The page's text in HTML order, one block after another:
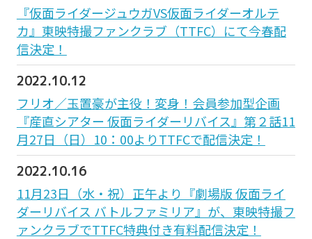
『仮面ライダージュウガVS仮面ライダーオルテ
カ』東映特撮ファンクラブ（TTFC）にて今春配
信決定！
2022.10.12
フリオ／玉置豪が主役！変身！会員参加型企画
『産直シアター 仮面ライダーリバイス』第２話11
月27日（日）10：00よりTTFCで配信決定！
2022.10.16
11月23日（水・祝）正午より『劇場版 仮面ライ
ダーリバイス バトルファミリア』が、東映特撮フ
ァンクラブでTTFC特典付き有料配信決定！